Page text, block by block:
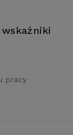
pracy